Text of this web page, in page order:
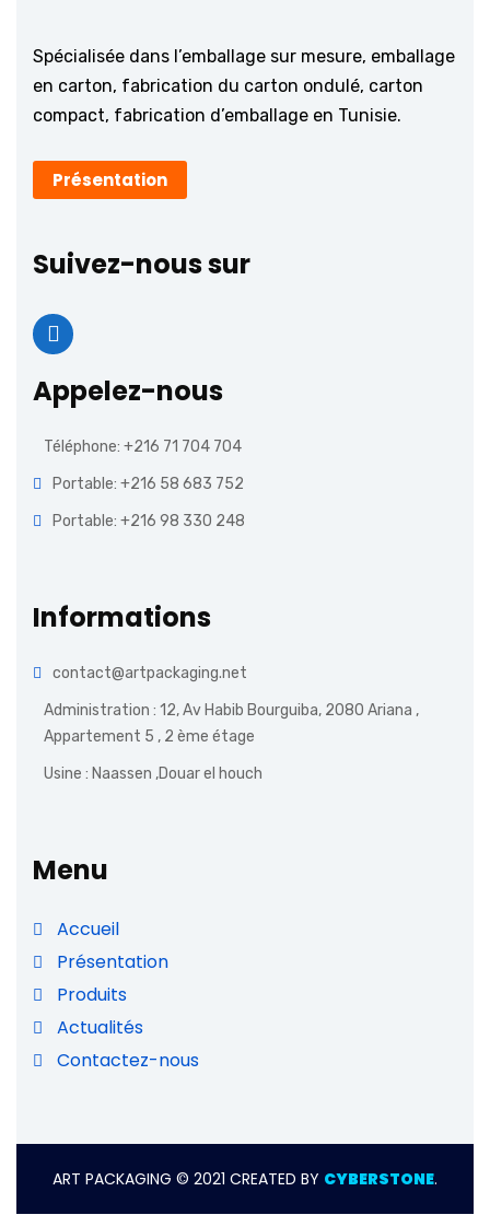
Spécialisée dans l’emballage sur mesure, emballage
en carton, fabrication du carton ondulé, carton
compact, fabrication d’emballage en Tunisie.
Présentation
Suivez-nous sur
Appelez-nous
Téléphone: +216 71 704 704
Portable: +216 58 683 752
Portable: +216 98 330 248
Informations
contact@artpackaging.net
Administration : 12, Av Habib Bourguiba, 2080 Ariana ,
Appartement 5 , 2 ème étage
Usine : Naassen ,Douar el houch
Menu
Accueil
Présentation
Produits
Actualités
Contactez-nous
ART PACKAGING © 2021 CREATED BY CYBERSTONE.